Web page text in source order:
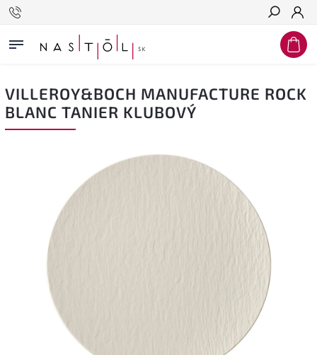
Hľadať
VILLEROY&BOCH MANUFACTURE ROCK
BLANC TANIER KLUBOVÝ